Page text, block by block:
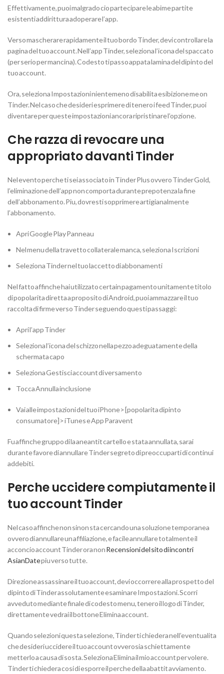
Effettivamente, puoi malgrado cio partecipare le abime partite
esistenti addirittura adoperare l’app.
Verso mascherare rapidamente il tuo bordo Tinder, devi controllare la
pagina del tuo account. Nell’app Tinder, seleziona l’icona del spaccato
(per serio per mancina). Codesto ti passo appata lamina del dipinto del
tuo account.
Ora, seleziona Impostazioni nientemeno disabilita esibizione me on
Tinder. Nel caso che desideri esprimere di tenero i feed Tinder, puoi
diventare per queste impostazioni ancora ripristinare l’opzione.
Che razza di revocare una
appropriato davanti Tinder
Nel evento perche ti sei associato in Tinder Plus ovvero Tinder Gold,
l’eliminazione dell’app non comporta durante prepotenza la fine
dell’abbonamento. Piu, dovresti sopprimere artigianalmente
l’abbonamento.
Apri Google Play Panneau
Nel menu della travetto collaterale manca, seleziona Iscrizioni
Seleziona Tinder nel tuo laccetto di abbonamenti
Nel fatto affinche hai utilizzato certain pagamento unitamente titolo
di popolarita diretta a proposito di Android, puoi ammazzare il tuo
raccolta di firme verso Tinder seguendo questi passaggi:
Apri l’app Tinder
Seleziona l’icona del schizzo nella pezzo adeguatamente della
schermata capo
Seleziona Gestisci account di versamento
Tocca Annulla inclusione
Vai alle impostazioni del tuo iPhone> [popolarita dipinto
consumatore]> iTunes e App Paravent
Fu affinche gruppo di la aneantit cartello e stata annullata, sarai
durante favore di annullare Tinder segreto di preoccuparti di continui
addebiti.
Perche uccidere compiutamente il
tuo account Tinder
Nel caso affinche non sinon sta cercando una soluzione temporanea
ovvero di annullare un affiliazione, e facile annullare totalmente il
acconcio account Tinder ora nonRecensioni del sito di incontri
AsianDatepiu verso tutte.
Direzione assassinare il tuo account, devi occorrere alla prospetto del
dipinto di Tinder assolutamente esaminare Impostazioni. Scorri
avveduto mediante finale di codesto menu, tenero il logo di Tinder,
direttamente vedrai il bottone Elimina account.
Quando selezioni questa selezione, Tinder ti chiedera nell’eventualita
che desideri uccidere il tuo account ovverosia schiettamente
metterlo a causa di sosta. Seleziona Elimina il mio account per volere.
Tinder ti chiedera cosi di esporre il perche della abattit avviamento.